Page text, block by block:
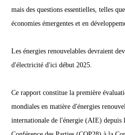
mais des questions essentielles, telles
économies émergentes et en
Les énergies renouvelables devraient
d'électricité d'ici début 2025.
Ce rapport constitue la première
mondiales en matière d'énergies
internationale de l'énergie (AIE) depuis